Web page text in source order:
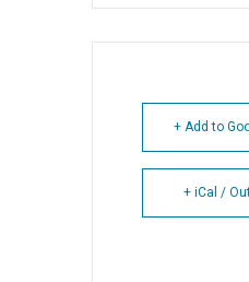
+ Add to
+ iCal /